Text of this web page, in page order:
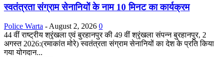
स्वतंत्रता संग्राम सेनानियों के नाम 10 मिनट का कार्यक्रम
Police Warta - August 2, 2026 0
44 वीं राष्ट्रीय श्रृंखला एवं बुरहानपुर की 49 वीं श्रृंखला संपन्न बुरहानपुर, 2
अगस्त 2026:(रमाकांत मोरे) स्वतंत्रता संग्राम सेनानियों का देश के प्रति किया
गया योगदान...